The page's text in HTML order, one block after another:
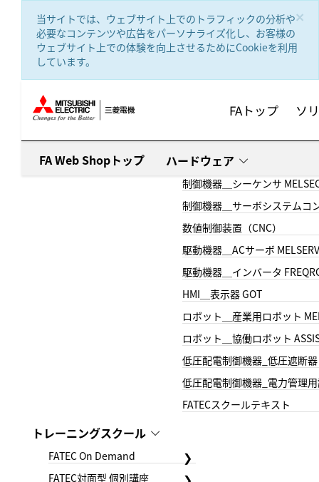
×
当サイトでは、ウェブサイト上でのトラフィックの分析や
必要なコンテンツや広告をパーソナライズ化し、お客様の
ウェブサイト上での体験を向上させるためにCookieを利用
しています。
FAトップ ソ
FA Web Shopトップ ハードウェア
制御機器＿シーケンサ
制御機器＿サーボシステムコ
数値制御装置（CNC）
駆動機器＿ACサーボ
駆動機器＿インバータ
HMI＿表示器 GOT
ロボット＿産業用ロボット
ロボット＿協働ロボット
低圧配電制御機器_低圧遮断器
低圧配電制御機器_電力管理
FATECスクールテキスト
トレーニングスクール
FATEC On Demand
FATEC対面型 個別講座